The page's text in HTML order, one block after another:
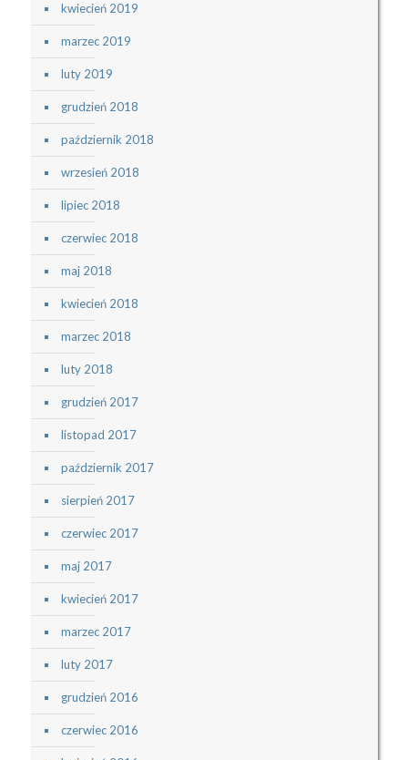
kwiecień 2019
marzec 2019
luty 2019
grudzień 2018
październik 2018
wrzesień 2018
lipiec 2018
czerwiec 2018
maj 2018
kwiecień 2018
marzec 2018
luty 2018
grudzień 2017
listopad 2017
październik 2017
sierpień 2017
czerwiec 2017
maj 2017
kwiecień 2017
marzec 2017
luty 2017
grudzień 2016
czerwiec 2016